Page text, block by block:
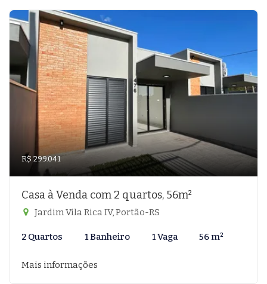
R$ 299.041
Casa à Venda com 2 quartos, 56m²
Jardim Vila Rica IV, Portão-RS
2 Quartos 1 Banheiro 1 Vaga 56 m²
Mais informações